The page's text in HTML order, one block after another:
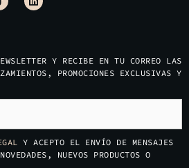
Y RECIBE EN TU CORREO LAS
PROMOCIONES EXCLUSIVAS Y
Y ACEPTO EL ENVÍO DE MENSAJES
NUEVOS PRODUCTOS O